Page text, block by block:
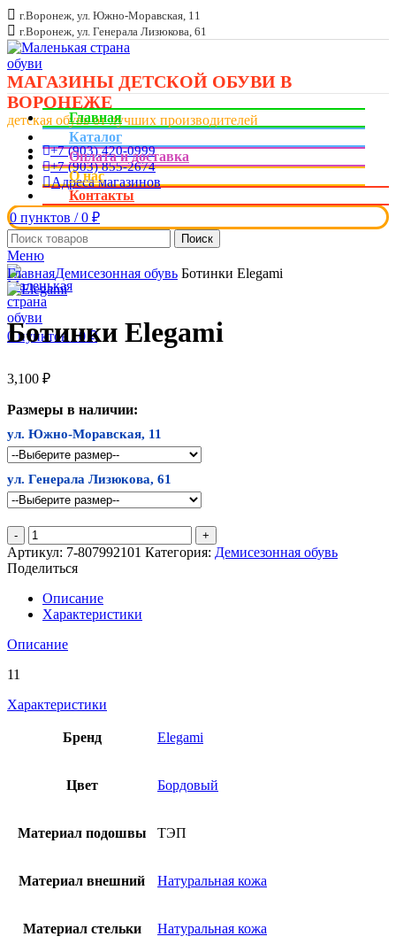
г.Воронеж, ул. Южно-Моравская, 11
г.Воронеж, ул. Генерала Лизюкова, 61
МАГАЗИНЫ ДЕТСКОЙ ОБУВИ В
ВОРОНЕЖЕ
детская обувь от лучших производителей
+7 (903) 420-0999
+7 (903) 855-2674
Адреса магазинов
0 пунктов / 0 ₽
Поиск
Меню
0пунктов / 0 ₽
Главная
Каталог
Оплата и доставка
О нас
Контакты
Увеличить
ГлавнаяДемисезонная обувь Ботинки Elegami
Ботинки Elegami
3,100 ₽
Размеры в наличии:
ул. Южно-Моравская, 11
ул. Генерала Лизюкова, 61
Количество
товара
Ботинки
Elegami
Артикул: 7-807992101 Категория: Демисезонная обувь
Поделиться
Описание
Характеристики
Описание
11
Характеристики
Бренд Elegami
Цвет Бордовый
Материал подошвы ТЭП
Материал внешний Натуральная кожа
Материал стельки Натуральная кожа